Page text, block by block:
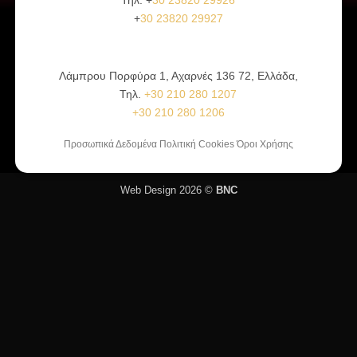
+30 23820 29927
Λάμπρου Πορφύρα 1, Αχαρνές 136 72, Ελλάδα,
Τηλ.+30 210 280 1207
+30 210 280 1206
Προσωπικά Δεδομένα Πολιτική Cookies Όροι Χρήσης
Web Design 2026 © BNC